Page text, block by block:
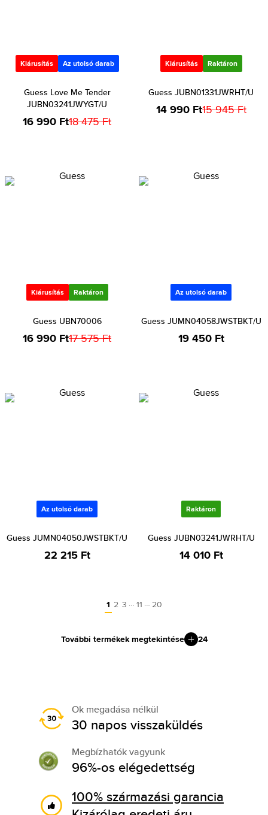
Kiárusítás Az utolsó darab
Guess Love Me Tender
JUBN03241JWYGT/U
16 990 Ft18 475 Ft
Kiárusítás Raktáron
Guess JUBN01331JWRHT/U
14 990 Ft15 945 Ft
Kiárusítás Raktáron
Guess UBN70006
16 990 Ft17 575 Ft
Az utolsó darab
Guess JUMN04058JWSTBKT/U
19 450 Ft
Az utolsó darab
Guess JUMN04050JWSTBKT/U
22 215 Ft
Raktáron
Guess JUBN03241JWRHT/U
14 010 Ft
1 2 3 … 11 … 20
További termékek megtekintése 24
Ok megadása nélkül
30 napos visszaküldés
Megbízhatók vagyunk
96%-os elégedettség
100% származási garancia